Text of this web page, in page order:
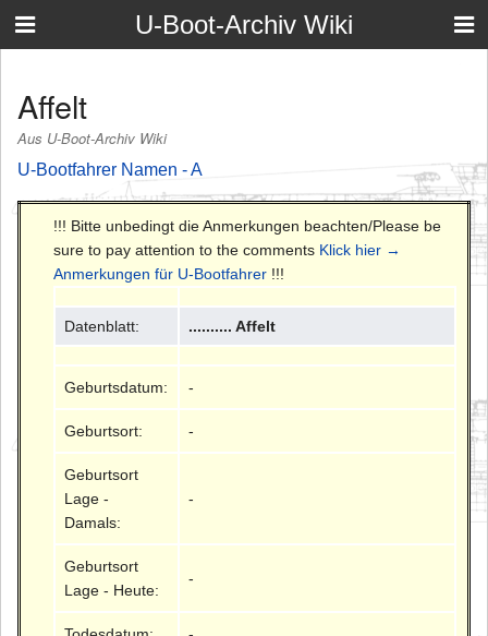
U-Boot-Archiv Wiki
Affelt
Aus U-Boot-Archiv Wiki
U-Bootfahrer Namen - A
!!! Bitte unbedingt die Anmerkungen beachten/Please be
sure to pay attention to the comments Klick hier →
Anmerkungen für U-Bootfahrer !!!
Datenblatt: .......... Affelt
Geburtsdatum: -
Geburtsort: -
Geburtsort
Lage -
Damals:
-
Geburtsort
Lage - Heute:
-